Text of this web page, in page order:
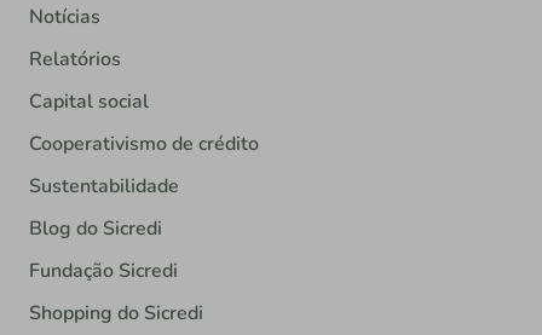
Notícias
Relatórios
Capital social
Cooperativismo de crédito
Sustentabilidade
Blog do Sicredi
Fundação Sicredi
Shopping do Sicredi